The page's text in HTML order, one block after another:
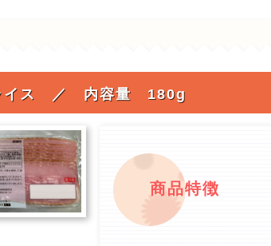
イス ／ 内容量 180g
商品特徴